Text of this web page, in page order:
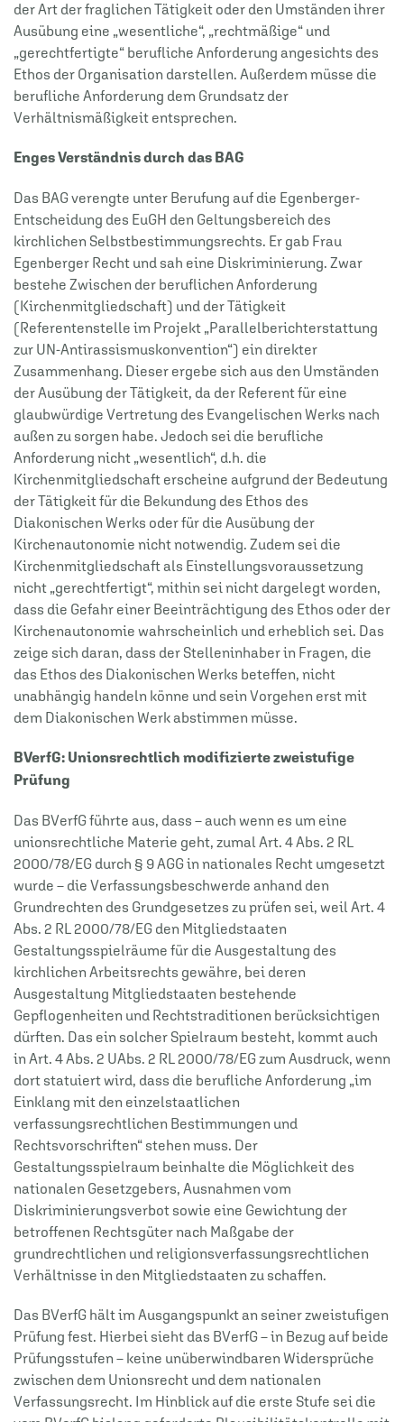
der Art der fraglichen Tätigkeit oder den Umständen ihrer
Ausübung eine „wesentliche“, „rechtmäßige“ und
„gerechtfertigte“ berufliche Anforderung angesichts des
Ethos der Organisation darstellen. Außerdem müsse die
berufliche Anforderung dem Grundsatz der
Verhältnismäßigkeit entsprechen.
Enges Verständnis durch das BAG
Das BAG verengte unter Berufung auf die Egenberger-
Entscheidung des EuGH den Geltungsbereich des
kirchlichen Selbstbestimmungsrechts. Er gab Frau
Egenberger Recht und sah eine Diskriminierung. Zwar
bestehe Zwischen der beruflichen Anforderung
(Kirchenmitgliedschaft) und der Tätigkeit
(Referentenstelle im Projekt „Parallelberichterstattung
zur UN-Antirassismuskonvention“) ein direkter
Zusammenhang. Dieser ergebe sich aus den Umständen
der Ausübung der Tätigkeit, da der Referent für eine
glaubwürdige Vertretung des Evangelischen Werks nach
außen zu sorgen habe. Jedoch sei die berufliche
Anforderung nicht „wesentlich“, d.h. die
Kirchenmitgliedschaft erscheine aufgrund der Bedeutung
der Tätigkeit für die Bekundung des Ethos des
Diakonischen Werks oder für die Ausübung der
Kirchenautonomie nicht notwendig. Zudem sei die
Kirchenmitgliedschaft als Einstellungsvoraussetzung
nicht „gerechtfertigt“, mithin sei nicht dargelegt worden,
dass die Gefahr einer Beeinträchtigung des Ethos oder der
Kirchenautonomie wahrscheinlich und erheblich sei. Das
zeige sich daran, dass der Stelleninhaber in Fragen, die
das Ethos des Diakonischen Werks beteffen, nicht
unabhängig handeln könne und sein Vorgehen erst mit
dem Diakonischen Werk abstimmen müsse.
BVerfG: Unionsrechtlich modifizierte zweistufige
Prüfung
Das BVerfG führte aus, dass – auch wenn es um eine
unionsrechtliche Materie geht, zumal Art. 4 Abs. 2 RL
2000/78/EG durch § 9 AGG in nationales Recht umgesetzt
wurde – die Verfassungsbeschwerde anhand den
Grundrechten des Grundgesetzes zu prüfen sei, weil Art. 4
Abs. 2 RL 2000/78/EG den Mitgliedstaaten
Gestaltungsspielräume für die Ausgestaltung des
kirchlichen Arbeitsrechts gewähre, bei deren
Ausgestaltung Mitgliedstaaten bestehende
Gepflogenheiten und Rechtstraditionen berücksichtigen
dürften. Das ein solcher Spielraum besteht, kommt auch
in Art. 4 Abs. 2 UAbs. 2 RL 2000/78/EG zum Ausdruck, wenn
dort statuiert wird, dass die berufliche Anforderung „im
Einklang mit den einzelstaatlichen
verfassungsrechtlichen Bestimmungen und
Rechtsvorschriften“ stehen muss. Der
Gestaltungsspielraum beinhalte die Möglichkeit des
nationalen Gesetzgebers, Ausnahmen vom
Diskriminierungsverbot sowie eine Gewichtung der
betroffenen Rechtsgüter nach Maßgabe der
grundrechtlichen und religionsverfassungsrechtlichen
Verhältnisse in den Mitgliedstaaten zu schaffen.
Das BVerfG hält im Ausgangspunkt an seiner zweistufigen
Prüfung fest. Hierbei sieht das BVerfG – in Bezug auf beide
Prüfungsstufen – keine unüberwindbaren Widersprüche
zwischen dem Unionsrecht und dem nationalen
Verfassungsrecht. Im Hinblick auf die erste Stufe sei die